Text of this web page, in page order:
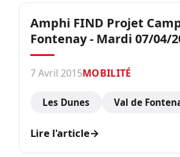
Amphi FIND Projet
Fontenay - Mardi 07/04/
7 Avril 2015MOBILITÉ
Les Dunes Val de
Lire l'article→